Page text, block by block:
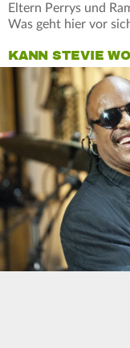
Eltern Perrys und
Was geht hier vor
KANN STEVIE